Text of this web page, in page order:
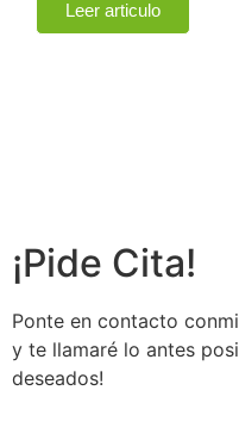
Leer articulo
¡Pide Cita!
Ponte en contacto
y te llamaré lo antes
deseados!